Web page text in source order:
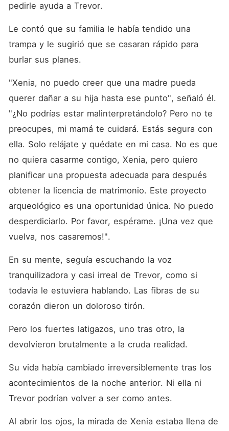
pedirle ayuda a Trevor.
Le contó que su familia le había tendido una
trampa y le sugirió que se casaran rápido para
burlar sus planes.
"Xenia, no puedo creer que una madre pueda
querer dañar a su hija hasta ese punto", señaló él.
"¿No podrías estar malinterpretándolo? Pero no te
preocupes, mi mamá te cuidará. Estás segura con
ella. Solo relájate y quédate en mi casa. No es que
no quiera casarme contigo, Xenia, pero quiero
planificar una propuesta adecuada para después
obtener la licencia de matrimonio. Este proyecto
arqueológico es una oportunidad única. No puedo
desperdiciarlo. Por favor, espérame. ¡Una vez que
vuelva, nos casaremos!".
En su mente, seguía escuchando la voz
tranquilizadora y casi irreal de Trevor, como si
todavía le estuviera hablando. Las fibras de su
corazón dieron un doloroso tirón.
Pero los fuertes latigazos, uno tras otro, la
devolvieron brutalmente a la cruda realidad.
Su vida había cambiado irreversiblemente tras los
acontecimientos de la noche anterior. Ni ella ni
Trevor podrían volver a ser como antes.
Al abrir los ojos, la mirada de Xenia estaba llena de